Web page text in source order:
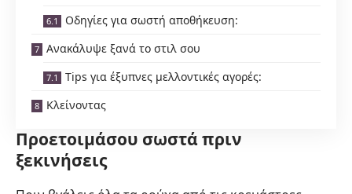
Οδηγίες για σωστή αποθήκευση:
Ανακάλυψε ξανά το στιλ σου
Tips για έξυπνες μελλοντικές αγορές:
Κλείνοντας
Προετοιμάσου σωστά πριν
ξεκινήσεις